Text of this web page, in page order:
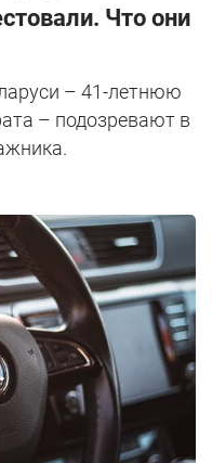
Что они
– 41-летнюю
– подозревают в